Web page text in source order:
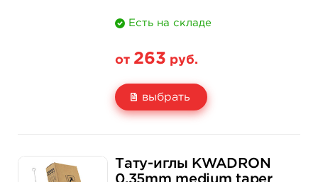
Есть на складе
от 263 руб.
выбрать
Цена 263 руб. 2 500 руб.
Тату-иглы KWADRON
0.35mm medium taper